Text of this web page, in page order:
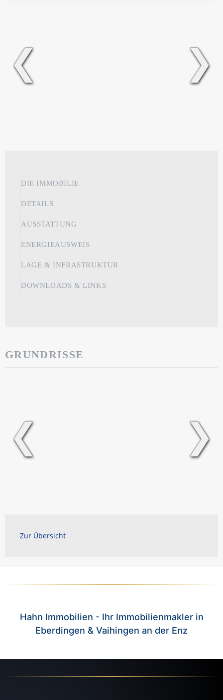
❮ ❯
DIE IMMOBILIE
DETAILS
AUSSTATTUNG
ENERGIEAUSWEIS
LAGE & INFRASTRUKTUR
DOWNLOADS & LINKS
GRUNDRISSE
❮ ❯
Zur Übersicht
Hahn Immobilien - Ihr Immobilienmakler in
Eberdingen & Vaihingen an der Enz